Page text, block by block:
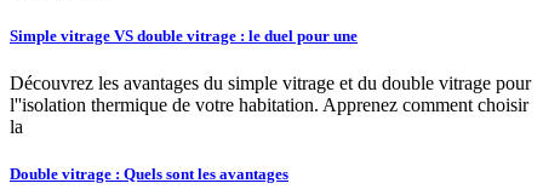
Simple vitrage VS double vitrage : le duel pour une
Découvrez les avantages du simple vitrage et du double vitrage pour
l''isolation thermique de votre habitation. Apprenez comment choisir
la
Double vitrage : Quels sont les avantages